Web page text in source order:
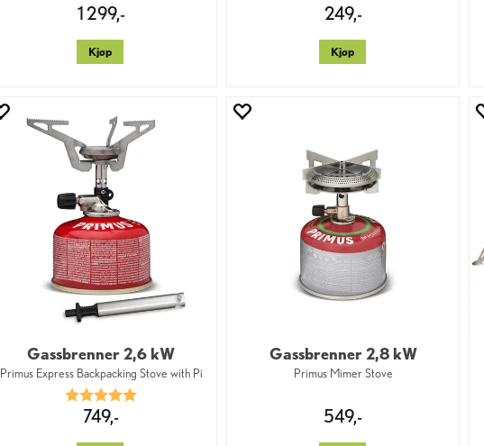
1 299,-
Kjøp
249,-
Kjøp
Gassbrenner 2,6 kW
Primus Express Backpacking Stove with Pi
Karakter:
749,-
Gassbrenner 2,8 kW
Primus Mimer Stove
549,-